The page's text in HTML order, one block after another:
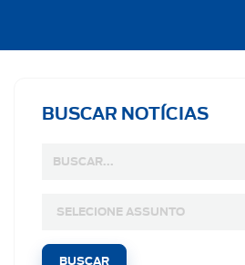
BUSCAR NOTÍCIAS